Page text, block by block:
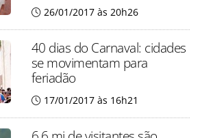
26/01/2017 às 20h26
40 dias do Carnaval: cidades
se movimentam para
feriadão
17/01/2017 às 16h21